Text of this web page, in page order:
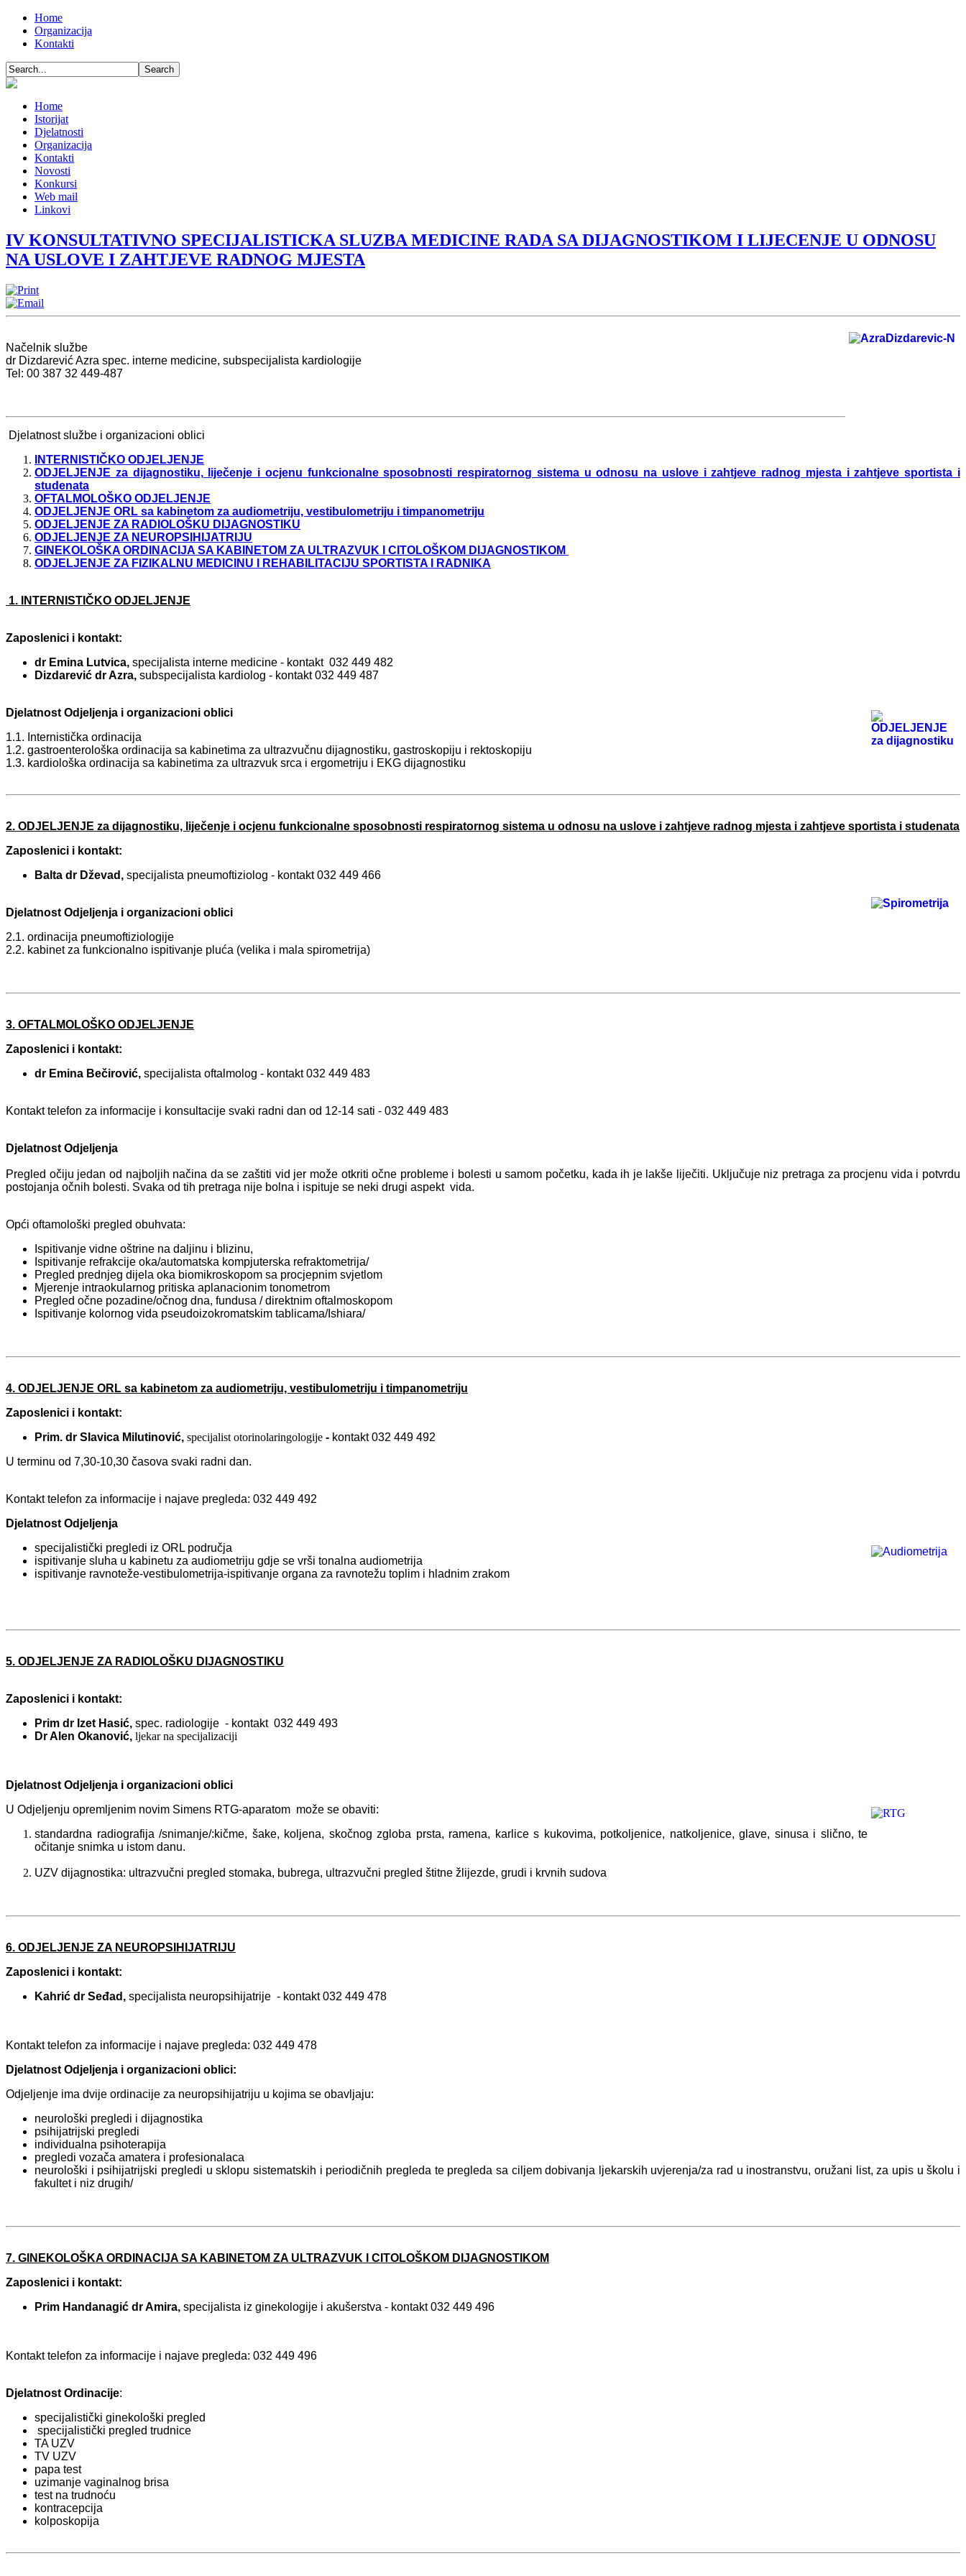
Home
Organizacija
Kontakti
Home
Istorijat
Djelatnosti
Organizacija
Kontakti
Novosti
Konkursi
Web mail
Linkovi
IV KONSULTATIVNO SPECIJALISTICKA SLUZBA MEDICINE RADA SA DIJAGNOSTIKOM I LIJECENJE U ODNOSU
NA USLOVE I ZAHTJEVE RADNOG MJESTA
Načelnik službe
dr Dizdarević Azra spec. interne medicine, subspecijalista kardiologije
Tel: 00 387 32 449-487
Djelatnost službe i organizacioni oblici
INTERNISTIČKO ODJELJENJE
ODJELJENJE za dijagnostiku, liječenje i ocjenu funkcionalne sposobnosti respiratornog sistema u odnosu na uslove i zahtjeve radnog mjesta i zahtjeve sportista i
studenata
OFTALMOLOŠKO ODJELJENJE
ODJELJENJE ORL sa kabinetom za audiometriju, vestibulometriju i timpanometriju
ODJELJENJE ZA RADIOLOŠKU DIJAGNOSTIKU
ODJELJENJE ZA NEUROPSIHIJATRIJU
GINEKOLOŠKA ORDINACIJA SA KABINETOM ZA ULTRAZVUK I CITOLOŠKOM DIJAGNOSTIKOM
ODJELJENJE ZA FIZIKALNU MEDICINU I REHABILITACIJU SPORTISTA I RADNIKA
1. INTERNISTIČKO ODJELJENJE
Zaposlenici i kontakt:
dr Emina Lutvica, specijalista interne medicine - kontakt 032 449 482
Dizdarević dr Azra, subspecijalista kardiolog - kontakt032 449 487
Djelatnost Odjeljenja i organizacioni oblici
1.1. Internistička ordinacija
1.2. gastroenterološka ordinacija sa kabinetima za ultrazvučnu dijagnostiku, gastroskopiju i rektoskopiju
1.3. kardiološka ordinacija sa kabinetima za ultrazvuk srca i ergometriju i EKG dijagnostiku
2. ODJELJENJE za dijagnostiku, liječenje i ocjenu funkcionalne sposobnosti respiratornog sistema u odnosu na uslove i zahtjeve radnog mjesta i zahtjeve sportista i studenata
Zaposlenici i kontakt:
Balta dr Dževad, specijalista pneumoftiziolog - kontakt032 449 466
Djelatnost Odjeljenja i organizacioni oblici
2.1. ordinacija pneumoftiziologije
2.2. kabinet za funkcionalno ispitivanje pluća (velika i mala spirometrija)
3. OFTALMOLOŠKO ODJELJENJE
Zaposlenici i kontakt:
dr Emina Bečirović, specijalista oftalmolog - kontakt032 449 483
Kontakt telefon za informacije i konsultacije svaki radni dan od 12-14 sati - 032 449 483
Djelatnost Odjeljenja
Pregled očiju jedan od najboljih načina da se zaštiti vid jer može otkriti očne probleme i bolesti u samom početku, kada ih je lakše liječiti. Uključuje niz pretraga za procjenu vida i potvrdu
postojanja očnih bolesti. Svaka od tih pretraga nije bolna i ispituje se neki drugi aspekt vida.
Opći oftamološki pregled obuhvata:
Ispitivanje vidne oštrine na daljinu i blizinu,
Ispitivanje refrakcije oka/automatska kompjuterska refraktometrija/
Pregled prednjeg dijela oka biomikroskopom sa procjepnim svjetlom
Mjerenje intraokularnog pritiska aplanacionim tonometrom
Pregled očne pozadine/očnog dna, fundusa / direktnim oftalmoskopom
Ispitivanje kolornog vida pseudoizokromatskim tablicama/Ishiara/
4. ODJELJENJE ORL sa kabinetom za audiometriju, vestibulometriju i timpanometriju
Zaposlenici i kontakt:
Prim. dr Slavica Milutinović, specijalist otorinolaringologije - kontakt032 449 492
U terminu od 7,30-10,30 časova svaki radni dan.
Kontakt telefon za informacije i najave pregleda: 032 449 492
Djelatnost Odjeljenja
specijalistički pregledi iz ORL područja
ispitivanje sluha u kabinetu za audiometriju gdje se vrši tonalna audiometrija
ispitivanje ravnoteže-vestibulometrija-ispitivanje organa za ravnotežu toplim i hladnim zrakom
5. ODJELJENJE ZA RADIOLOŠKU DIJAGNOSTIKU
Zaposlenici i kontakt:
Prim dr Izet Hasić, spec. radiologije - kontakt 032 449 493
Dr Alen Okanović, ljekar na specijalizaciji
Djelatnost Odjeljenja i organizacioni oblici
U Odjeljenju opremljenim novim Simens RTG-aparatom može se obaviti:
standardna radiografija /snimanje/:kičme, šake, koljena, skočnog zgloba prsta, ramena, karlice s kukovima, potkoljenice, natkoljenice, glave, sinusa i slično, te
očitanje snimka u istom danu.
UZV dijagnostika: ultrazvučni pregled stomaka, bubrega, ultrazvučni pregled štitne žlijezde, grudi i krvnih sudova
6. ODJELJENJE ZA NEUROPSIHIJATRIJU
Zaposlenici i kontakt:
Kahrić dr Seđad, specijalista neuropsihijatrije - kontakt032 449 478
Kontakt telefon za informacije i najave pregleda: 032 449 478
Djelatnost Odjeljenja i organizacioni oblici:
Odjeljenje ima dvije ordinacije za neuropsihijatriju u kojima se obavljaju:
neurološki pregledi i dijagnostika
psihijatrijski pregledi
individualna psihoterapija
pregledi vozača amatera i profesionalaca
neurološki i psihijatrijski pregledi u sklopu sistematskih i periodičnih pregleda te pregleda sa ciljem dobivanja ljekarskih uvjerenja/za rad u inostranstvu, oružani list, za upis u školu i
fakultet i niz drugih/
7. GINEKOLOŠKA ORDINACIJA SA KABINETOM ZA ULTRAZVUK I CITOLOŠKOM DIJAGNOSTIKOM
Zaposlenici i kontakt:
Prim Handanagić dr Amira, specijalista iz ginekologije i akušerstva - kontakt032 449 496
Kontakt telefon za informacije i najave pregleda: 032 449 496
Djelatnost Ordinacije:
specijalistički ginekološki pregled
specijalistički pregled trudnice
TA UZV
TV UZV
papa test
uzimanje vaginalnog brisa
test na trudnoću
kontracepcija
kolposkopija